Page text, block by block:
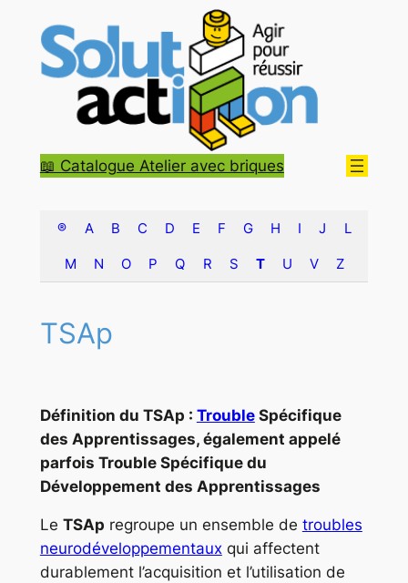
contenu
📖 Catalogue Atelier avec briques
® A B C D E F G H I J L
M N O P Q R S T U V Z
TSAp
Définition du TSAp : TroubleSpécifique
des Apprentissages, également appelé
parfois Trouble Spécifique du
Développement des Apprentissages
Le TSAp regroupe un ensemble de troubles
neurodéveloppementauxqui affectent
durablement l’acquisition et l’utilisation de